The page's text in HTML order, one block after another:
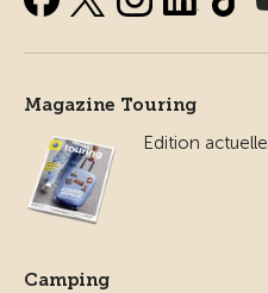
Magazine Touring
Edition actuelle
Camping